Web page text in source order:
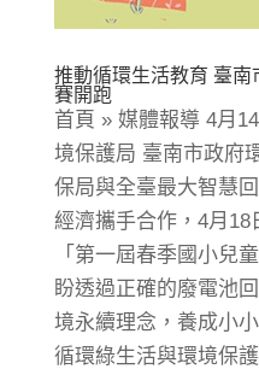
推動循環生活教育 臺
賽開跑
首頁 » 媒體報導 4月
境保護局 臺南市政府
保局與全臺最大智慧
經濟攜手合作，4月18
「第一屆春季國小兒
盼透過正確的廢電池
境永續理念，養成小
循環綠生活與環境保